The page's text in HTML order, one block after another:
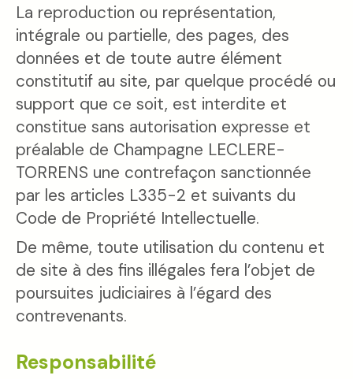
La reproduction ou représentation,
intégrale ou partielle, des pages, des
données et de toute autre élément
constitutif au site, par quelque procédé ou
support que ce soit, est interdite et
constitue sans autorisation expresse et
préalable de Champagne LECLERE-
TORRENS une contrefaçon sanctionnée
par les articles L335-2 et suivants du
Code de Propriété Intellectuelle.
De même, toute utilisation du contenu et
de site à des fins illégales fera l’objet de
poursuites judiciaires à l’égard des
contrevenants.
Responsabilité